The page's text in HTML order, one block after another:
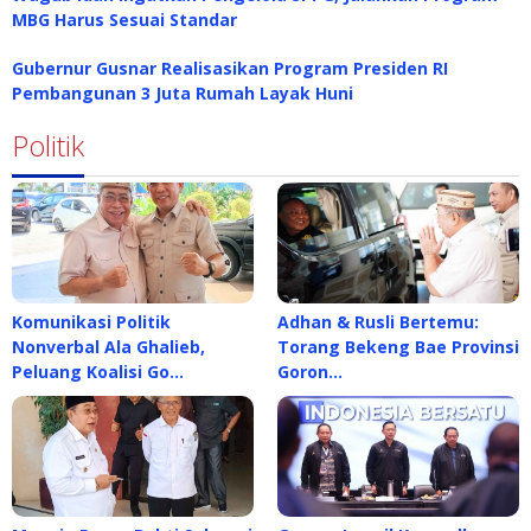
MBG Harus Sesuai Standar
Gubernur Gusnar Realisasikan Program Presiden RI
Pembangunan 3 Juta Rumah Layak Huni
Politik
Komunikasi Politik
Nonverbal Ala Ghalieb,
Peluang Koalisi Go…
Adhan & Rusli Bertemu:
Torang Bekeng Bae Provinsi
Goron…